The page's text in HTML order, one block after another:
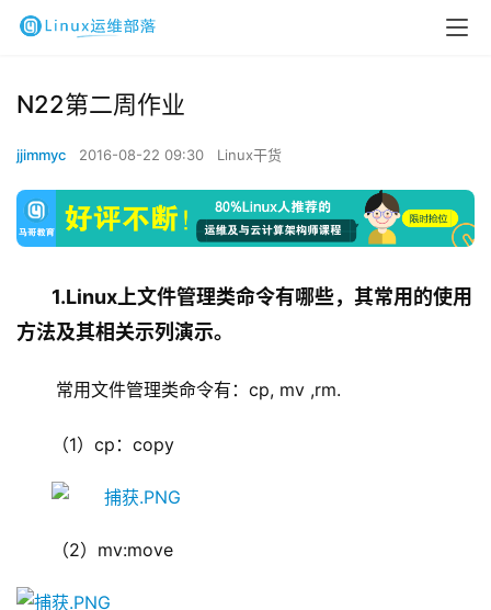
N22第二周作业
jjimmyc 2016-08-22 09:30 Linux干货
1.Linux上文件管理类命令有哪些，其常用的使用
方法及其相关示列演示。
常用文件管理类命令有：cp, mv ,rm.
（1）cp：copy
（2）mv:move